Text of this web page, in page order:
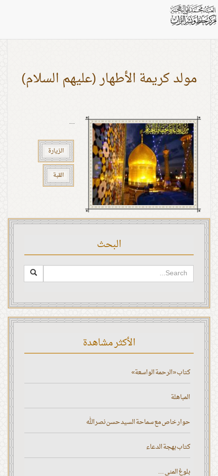
اشخاص: الشاه جمال
مولد كريمة الأطهار (عليهم السلام)
...
الزيارة
القبة
البحث
الأكثر مشاهدة
كتاب «الرحمة الواسعة»
المباهلة
حوار خاص مع سماحة السيد حسن نصر الله
كتاب بهجة الدعاء
بلوغ المنى ...